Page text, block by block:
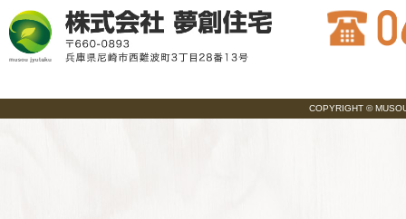
COPYRIGHT ©